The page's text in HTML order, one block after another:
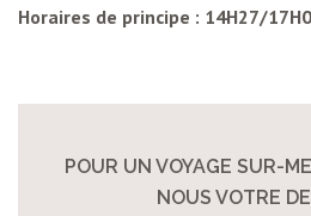
Horaires de principe : 14H27/
POUR UN VOYAGE SUR-
NOUS VOTRE